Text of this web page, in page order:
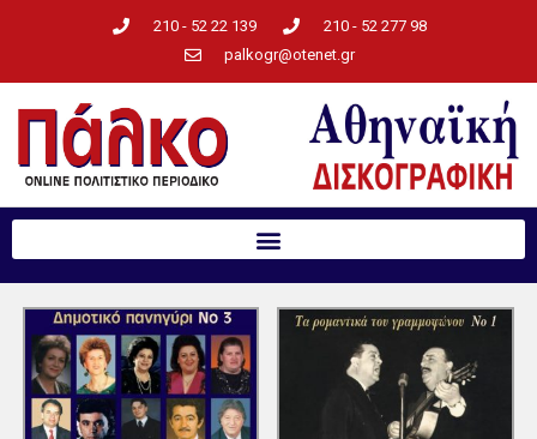
210 - 52 22 139
210 - 52 277 98
palkogr@otenet.gr